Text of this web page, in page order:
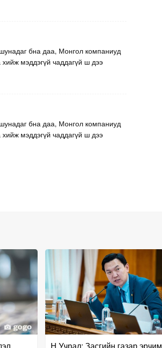
бна даа, Монгол компаниуд
мэддэгүй чаддагүй ш дээ
бна даа, Монгол компаниуд
мэддэгүй чаддагүй ш дээ
Н.Учрал: Засгийн газар эрчим